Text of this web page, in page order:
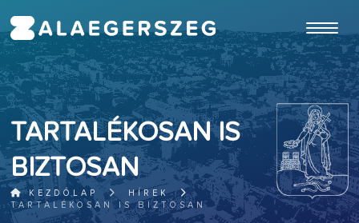
TARTALÉKOSAN IS
BIZTOSAN
KEZDŐLAP
HÍREK
TARTALÉKOSAN IS BIZTOSAN